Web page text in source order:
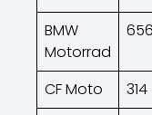
BMW
Motorrad
656
CF Moto 314